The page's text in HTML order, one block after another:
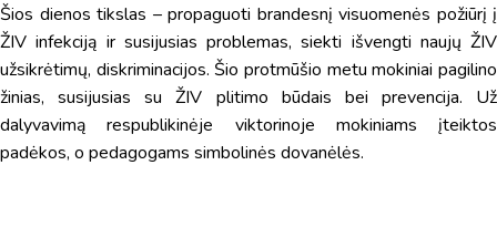
Šios dienos tikslas – propaguoti brandesnį visuomenės požiūrį į
ŽIV infekciją ir susijusias problemas, siekti išvengti naujų ŽIV
užsikrėtimų, diskriminacijos. Šio protmūšio metu mokiniai pagilino
žinias, susijusias su ŽIV plitimo būdais bei prevencija. Už
dalyvavimą respublikinėje viktorinoje mokiniams įteiktos
padėkos, o pedagogams simbolinės dovanėlės.
Virtualus asistentas E. Balsio gimnazijos DI